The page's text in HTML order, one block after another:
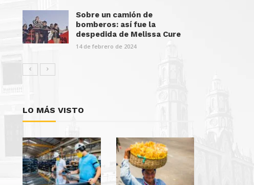
Sobre un camión de
bomberos: así fue la
despedida de Melissa Cure
14 de febrero de 2024
LO MÁS VISTO